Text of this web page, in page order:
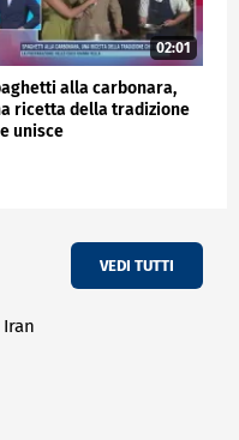
02:01
alla carbonara,
ricetta della tradizione
unisce
VEDI TUTTI